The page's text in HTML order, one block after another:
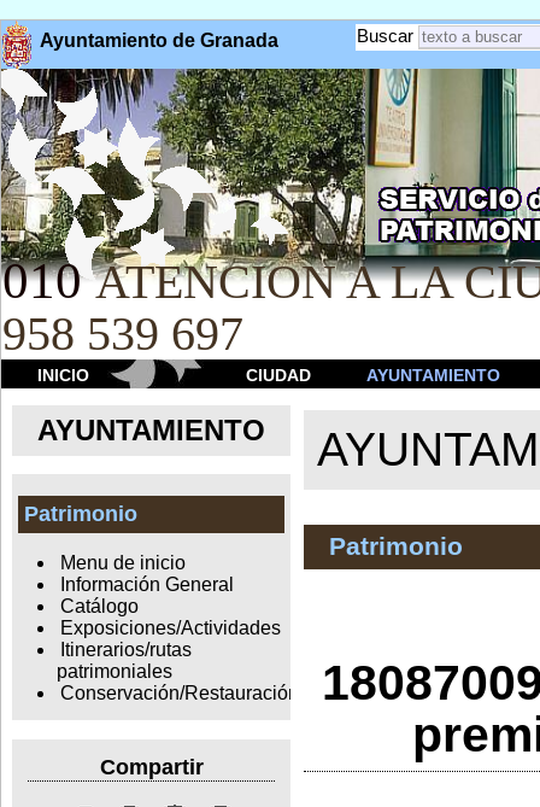
Ayuntamiento de Granada Buscar
010 ATENCION A LA
958 539 697
INICIO CIUDAD AYUNTAMIENTO
AYUNTAMIENTO
Patrimonio
Menu de inicio
Información General
Catálogo
Exposiciones/Actividades
Itinerarios/rutas
patrimoniales
Conservación/Restauración
Compartir
Patrimonio